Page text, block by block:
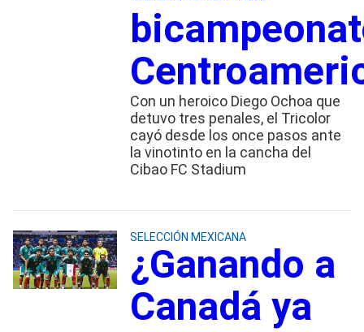
Con un heroico Diego Ochoa que
detuvo tres penales, el Tricolor
cayó desde los once pasos ante
la vinotinto en la cancha del
Cibao FC Stadium
SELECCIÓN MEXICANA
¿Ganando a
Canadá ya